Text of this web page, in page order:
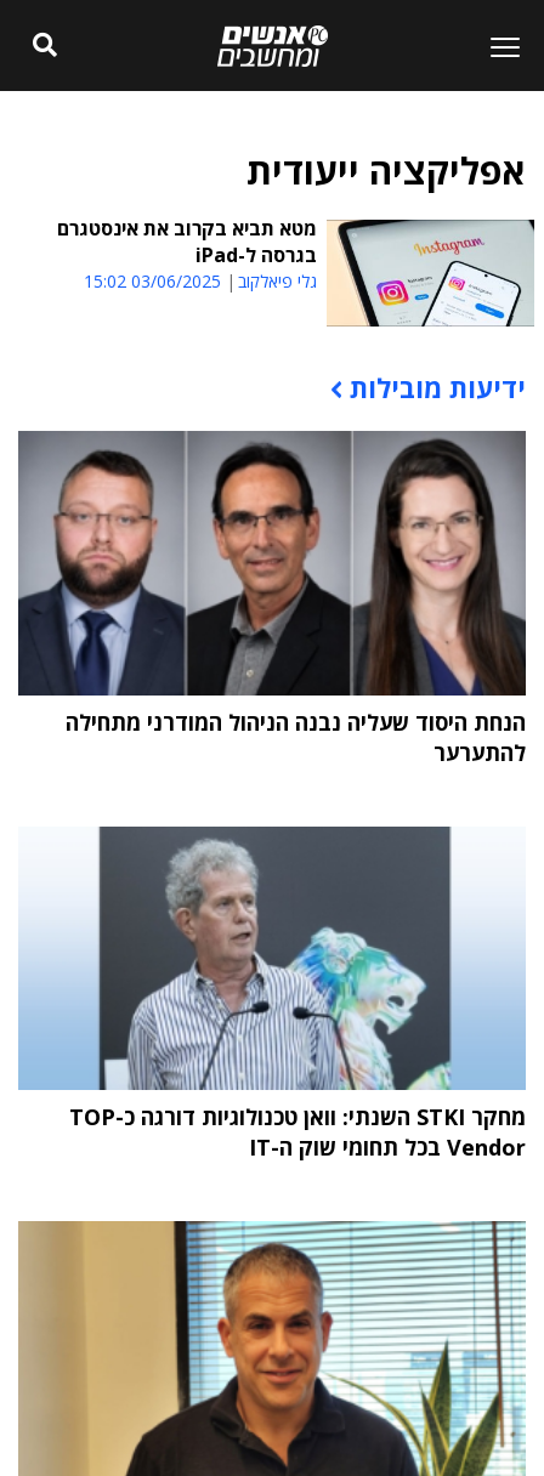
אפליקציה ייעודית
מטא תביא בקרוב את אינסטגרם
בגרסה ל-iPad
גלי פיאלקוב 03/06/2025 15:02
תוכן פרסומי
ידיעות מובילות
הנחת היסוד שעליה נבנה הניהול המודרני מתחילה
להתערער
מחקר STKI השנתי: וואן טכנולוגיות דורגה כ-TOP
Vendor בכל תחומי שוק ה-IT